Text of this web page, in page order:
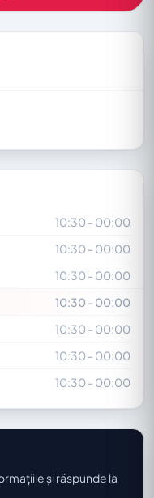
10:30 - 00:00
10:30 - 00:00
10:30 - 00:00
10:30 - 00:00
10:30 - 00:00
10:30 - 00:00
10:30 - 00:00
și răspunde la